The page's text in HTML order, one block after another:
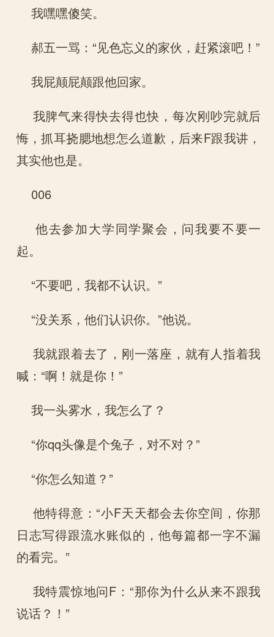
我嘿嘿傻笑。
郝五一骂：“见色忘义的家伙，赶紧滚吧！”
我屁颠屁颠跟他回家。
我脾气来得快去得也快，每次刚吵完就后
悔，抓耳挠腮地想怎么道歉，后来F跟我讲，
其实他也是。
006
他去参加大学同学聚会，问我要不要一
起。
“不要吧，我都不认识。”
“没关系，他们认识你。”他说。
我就跟着去了，刚一落座，就有人指着我
喊：“啊！就是你！”
我一头雾水，我怎么了？
“你qq头像是个兔子，对不对？”
“你怎么知道？”
他特得意：“小F天天都会去你空间，你那
日志写得跟流水账似的，他每篇都一字不漏
的看完。”
我特震惊地问F：“那你为什么从来不跟我
说话？！”